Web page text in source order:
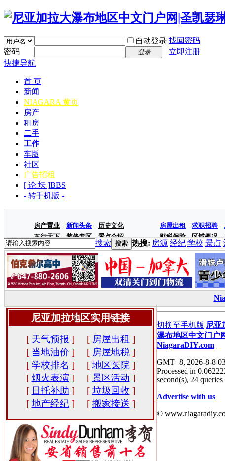
自动登录 找回密码
密码
登录
立即注册
快捷导航
首 页
新闻
NIAGARA 黄页
房产
租房
二手
工作
车版
社区
广告招租
[ 论 坛 ]BBS
- 转手机版 -
房产置业 新闻头条
历史文化
车行天下
装修专区 景点介绍
房屋出租 求职招聘
财税保险
区域概况
搜索 搜索 热搜: 房源 经纪 学校 景点
尼亚加拉地区实用链接
[ 天气预报 ] [ 房屋出租 ]
[ 当地油价 ] [ 房屋地税]
[ 学校排名 ] [ 地区医院]
[ 烟火表演 ] [ 景区活动 ]
[ 日托补助 ] [ 垃圾回收 ]
[ 地产经纪] [ 搬家接送 ]
切换至手机版|尼亚
瀑布地区中文门户
NiagaraDIY.com
GMT+8, 2026-8-8
Processed in
second(s), 24 queries
Advertise with us
©